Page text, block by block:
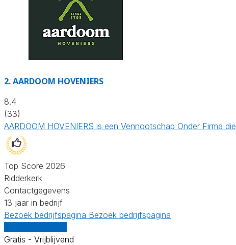
2.AARDOOM HOVENIERS
8.4
(33)
AARDOOM HOVENIERS is een Vennootschap Onder Firma
Top Score 2026
Ridderkerk
Contactgegevens
13 jaar in bedrijf
Bezoek bedrijfspagina Bezoek bedrijfspagina
Gratis - Vrijblijvend